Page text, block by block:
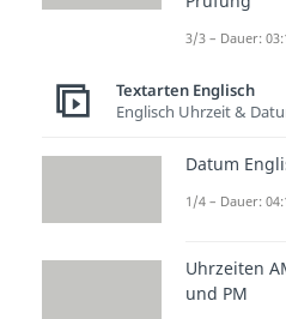
Der
Bayview
Die
treten
3/3 – Dauer:
Textarten Englisch
Englisch Uhrzeit &
Datum
1/4 – Dauer:
Uhrzeiten
und PM